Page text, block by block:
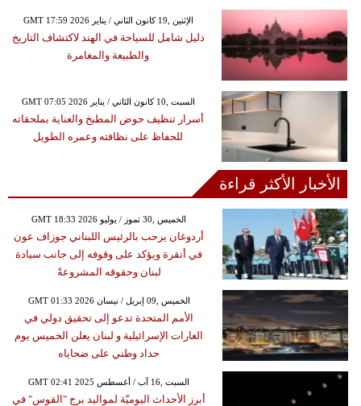
GMT 17:59 2026 الإثنين ,19 كانون الثاني / يناير
دليل شامل للسياحة في الهند لاكتشاف التاريخ
والطبيعة والمغامرة
GMT 07:05 2026 السبت ,10 كانون الثاني / يناير
أسرار تنظيف حوض المطبخ والعناية بملحقاته
للحفاظ على نظافته وعمره الطويل
الأخبار الأكثر قراءة
GMT 18:33 2026 الخميس ,30 تموز / يوليو
أردوغان يرحب بالرئيس اللبناني جوزاف عون
في أنقرة ويؤكد على وقوفه إلى جانب سيادة
لبنان وحقوقه المشروعةً
GMT 01:33 2026 الخميس ,09 إبريل / نيسان
الأمم المتحدة تدعو إلى تحقيق دولي في
الغارات الإسرائيلية و لبنان يعلن الخميس يوم
حداد وطني على ضحاياه
GMT 02:41 2025 السبت ,16 آب / أغسطس
أبرز الأحداث اليوميّة لمواليد برج "القوس" في